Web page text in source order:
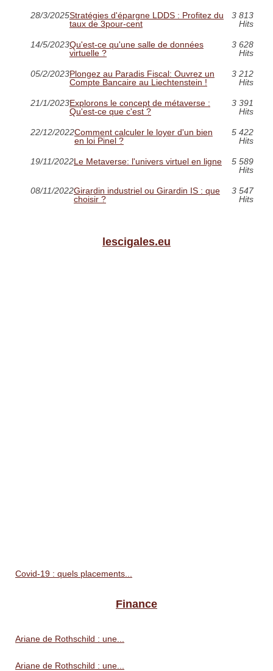
28/3/2025Stratégies d'épargne LDDS : Profitez du
taux de 3pour-cent
3 813
Hits
14/5/2023Qu'est-ce qu'une salle de données
virtuelle ?
3 628
Hits
05/2/2023Plongez au Paradis Fiscal: Ouvrez un
Compte Bancaire au Liechtenstein !
3 212
Hits
21/1/2023Explorons le concept de métaverse :
Qu'est-ce que c'est ?
3 391
Hits
22/12/2022Comment calculer le loyer d'un bien
en loi Pinel ?
5 422
Hits
19/11/2022Le Metaverse: l'univers virtuel en ligne
5 589
Hits
08/11/2022Girardin industriel ou Girardin IS : que
choisir ?
3 547
Hits
lescigales.eu
Covid-19 : quels placements...
Finance
Ariane de Rothschild : une...
Ariane de Rothschild : une...